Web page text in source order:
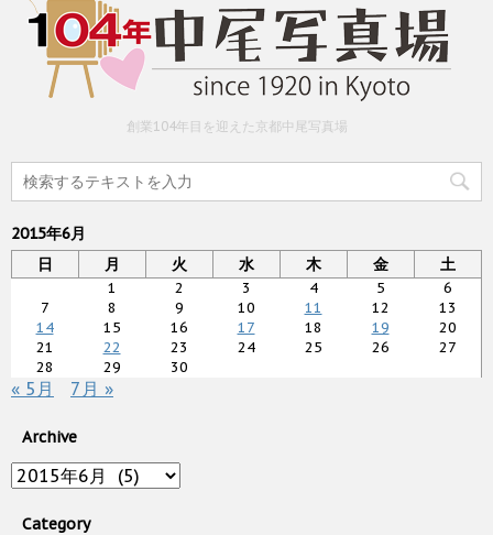
創業104年目を迎えた京都中尾写真場
2015年6月
日
月 火 水 木 金 土
1 2 3 4 5
6
7
8 9 10 11 12
13
14
15 16 17 18 19
20
21
22 23 24 25 26
27
28
29 30
« 5月 7月 »
Archive
Archive
Category